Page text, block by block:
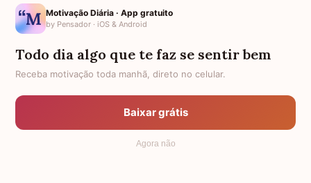
Motivação Diária · App gratuito
by Pensador · iOS & Android
Todo dia algo que te faz se sentir bem
Receba motivação toda manhã, direto no celular.
Baixar grátis
Agora não